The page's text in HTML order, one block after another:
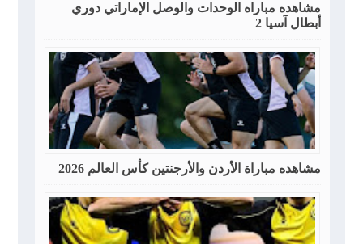
مشاهده مباراه الوحدات والوصل الإماراتي دوري
أبطال آسيا 2
مشاهده مباراة الأردن والأرجنتين كأس العالم 2026